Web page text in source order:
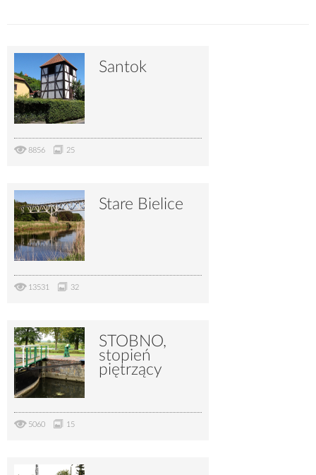
Santok
8856 25
Stare Bielice
13531 32
STOBNO,
stopień
piętrzący
5060 15